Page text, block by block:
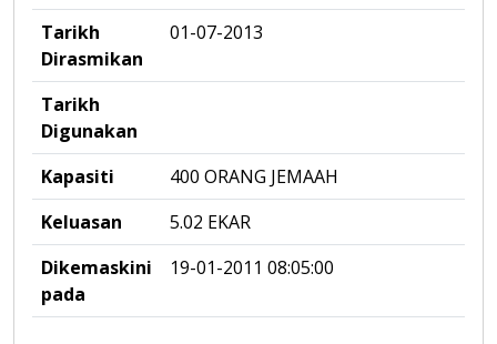
Tarikh
Dirasmikan
01-07-2013
Tarikh
Digunakan
Kapasiti
400 ORANG JEMAAH
Keluasan
5.02 EKAR
Dikemaskini
pada
19-01-2011 08:05:00